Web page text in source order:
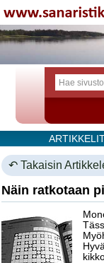
↶ Takaisin
Näin ratkotaan